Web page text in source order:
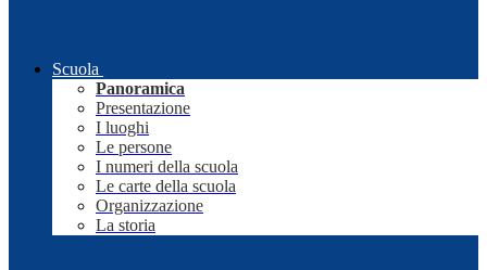
Scuola
Panoramica
Presentazione
I luoghi
Le persone
I numeri della scuola
Le carte della scuola
Organizzazione
La storia